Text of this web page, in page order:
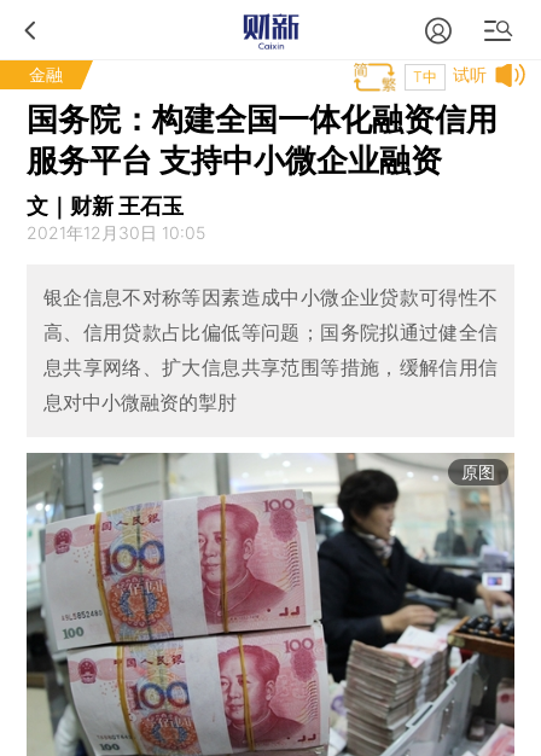
金融 试听
T中
国务院：构建全国一体化融资信用
服务平台 支持中小微企业融资
文｜财新 王石玉
2021年12月30日 10:05
银企信息不对称等因素造成中小微企业贷款可得性不
高、信用贷款占比偏低等问题；国务院拟通过健全信
息共享网络、扩大信息共享范围等措施，缓解信用信
息对中小微融资的掣肘
原图